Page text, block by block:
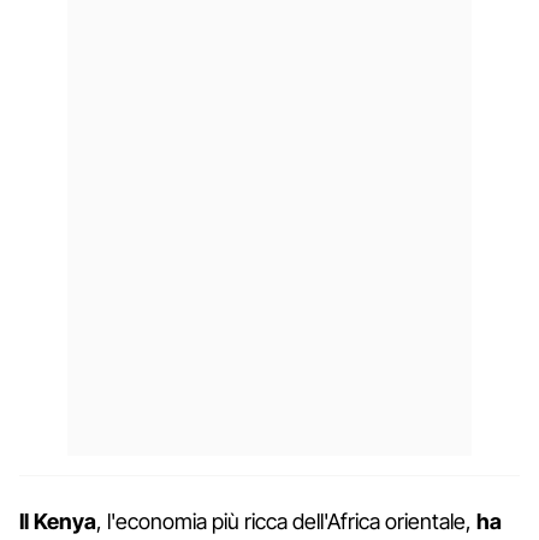
Il Kenya, l'economia più ricca dell'Africa orientale, ha